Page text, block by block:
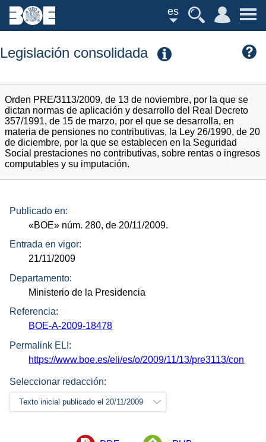
es
Legislación consolidada
Orden PRE/3113/2009, de 13 de noviembre, por la que se
dictan normas de aplicación y desarrollo del Real Decreto
357/1991, de 15 de marzo, por el que se desarrolla, en
materia de pensiones no contributivas, la Ley 26/1990, de 20
de diciembre, por la que se establecen en la Seguridad
Social prestaciones no contributivas, sobre rentas o ingresos
computables y su imputación.
Publicado en:
«BOE» núm. 280, de 20/11/2009.
Entrada en vigor:
21/11/2009
Departamento:
Ministerio de la Presidencia
Referencia:
BOE-A-2009-18478
Permalink ELI:
https://www.boe.es/eli/es/o/2009/11/13/pre3113/con
Seleccionar redacción:
Texto inicial publicado el 20/11/2009